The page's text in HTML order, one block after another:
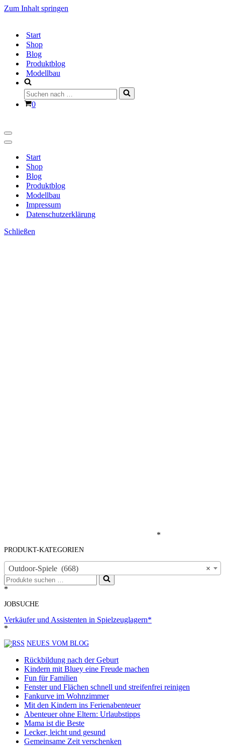
Zum Inhalt springen
Start
Shop
Blog
Produktblog
Modellbau
Suchen
nach …
Warenkorb
0
Navigationsmenü
Navigationsmenü
Start
Shop
Blog
Produktblog
Modellbau
Impressum
Datenschutzerklärung
Schließen
*
PRODUKT-KATEGORIEN
×
Outdoor-Spiele (668)
Suchen
nach …
*
JOBSUCHE
Verkäufer und Assistenten in Spielzeuglagern*
*
NEUES VOM BLOG
Rückbildung nach der Geburt
Kindern mit Bluey eine Freude machen
Fun für Familien
Fenster und Flächen schnell und streifenfrei reinigen
Fankurve im Wohnzimmer
Mit den Kindern ins Ferienabenteuer
Abenteuer ohne Eltern: Urlaubstipps
Mama ist die Beste
Lecker, leicht und gesund
Gemeinsame Zeit verschenken